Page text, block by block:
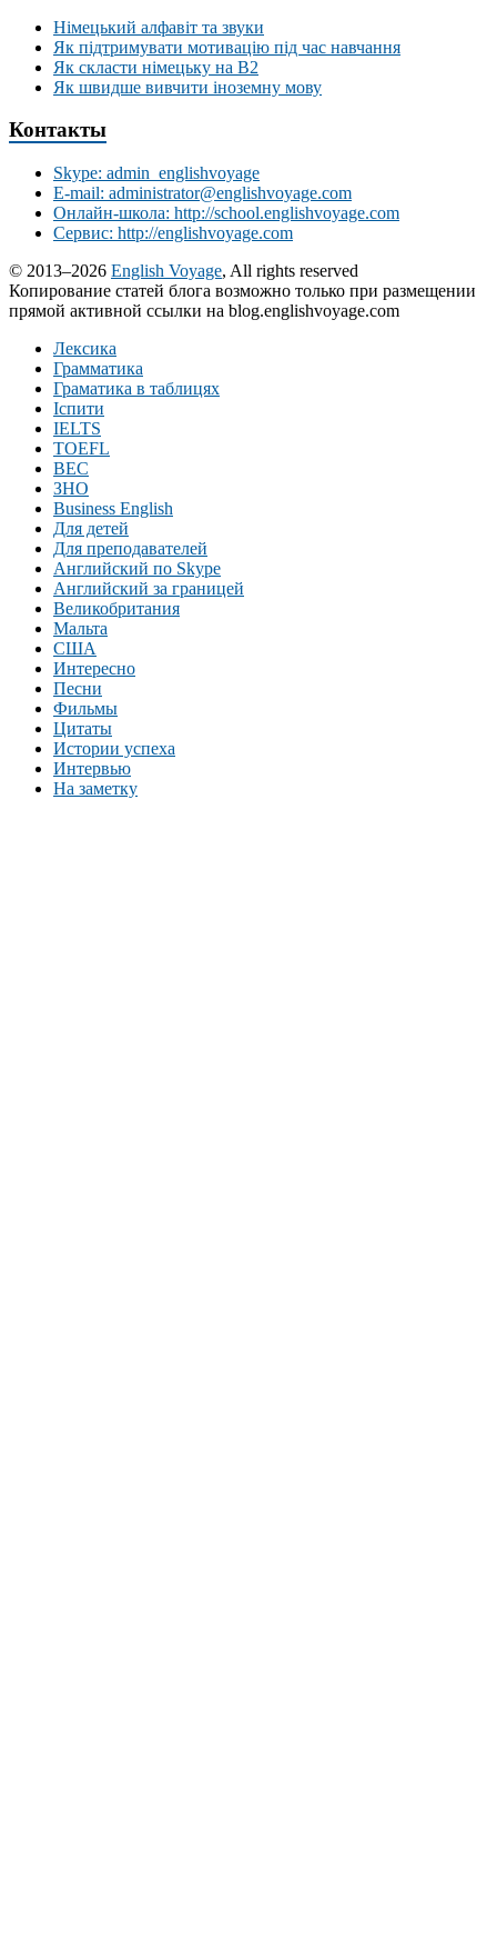
Німецький алфавіт та звуки
Як підтримувати мотивацію під час навчання
Як скласти німецьку на В2
Як швидше вивчити іноземну мову
Контакты
Skype: admin_englishvoyage
E-mail: administrator@englishvoyage.com
Онлайн-школа: http://school.englishvoyage.com
Сервис: http://englishvoyage.com
© 2013–2026 English Voyage, All rights reserved
Копирование статей блога возможно только при размещении
прямой активной ссылки на blog.englishvoyage.com
Лексика
Грамматика
Граматика в таблицях
Іспити
IELTS
TOEFL
BEC
ЗНО
Business English
Для детей
Для преподавателей
Английский по Skype
Английский за границей
Великобритания
Мальта
США
Интересно
Песни
Фильмы
Цитаты
Истории успеха
Интервью
На заметку